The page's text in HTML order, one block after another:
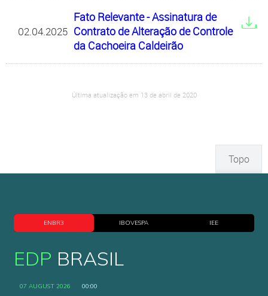
02.04.2025
Fato Relevante - Assinatura de
Contrato de Alteração de Controle
da Cachoeira Caldeirão
Última atualização em 13 de abril de 2020
Topo
ENBR3 IBOVESPA IEE
EDP BRASIL
07 AUGUST 2026 00:00